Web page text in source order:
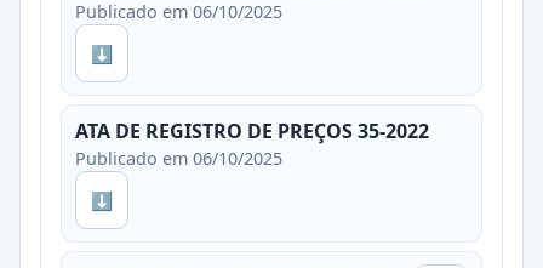
Publicado em 06/10/2025
⬇
ATA DE REGISTRO DE PREÇOS 35-2022
Publicado em 06/10/2025
⬇